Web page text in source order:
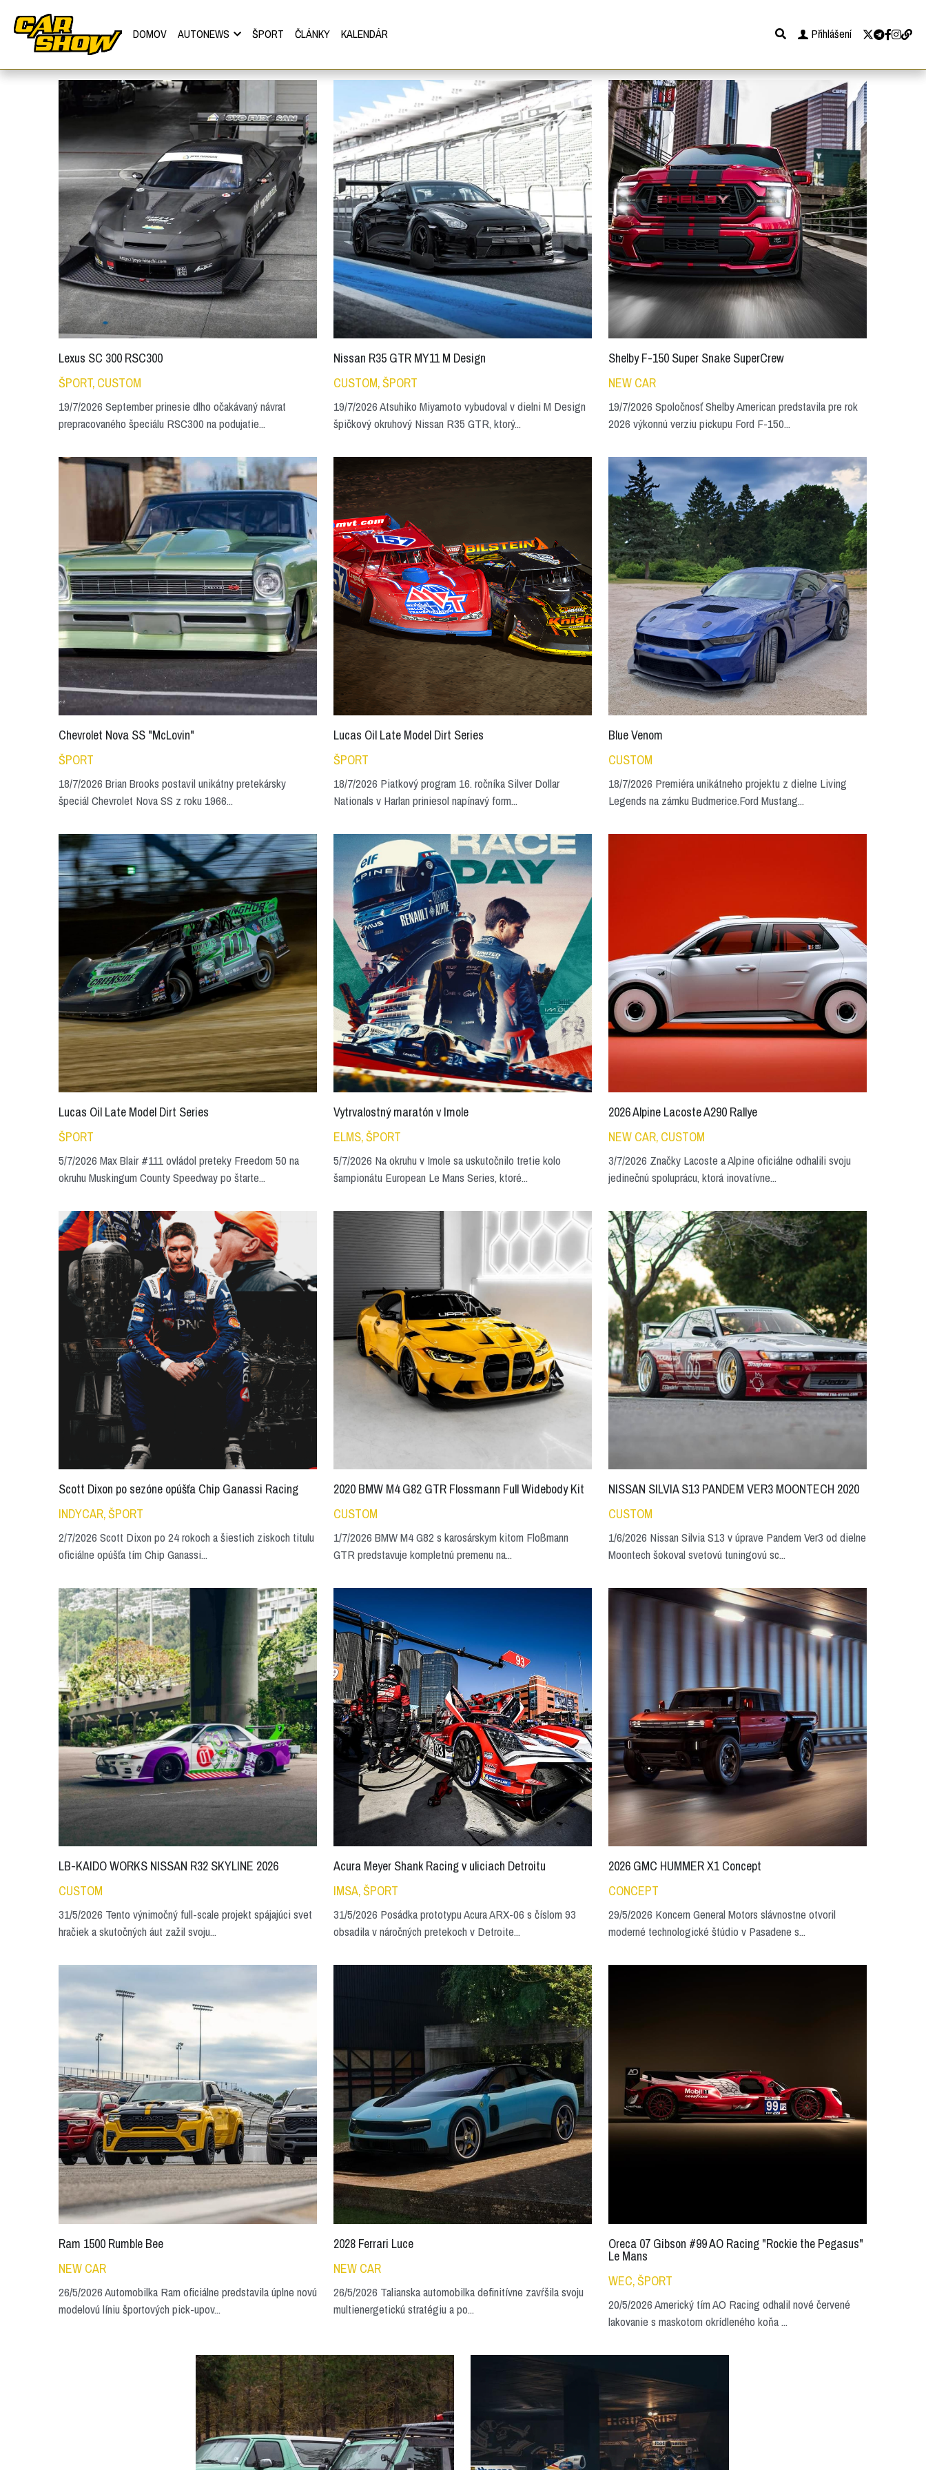
DOMOV AUTONEWS ŠPORT ČLÁNKY KALENDÁR Přihlášení
Lexus SC 300 RSC300
ŠPORT, CUSTOM
19/7/2026 September prinesie dlho očakávaný návrat
prepracovaného špeciálu RSC300 na podujatie...
Nissan R35 GTR MY11 M Design
CUSTOM,ŠPORT
19/7/2026 Atsuhiko Miyamoto vybudoval v dielni M Design
špičkový okruhový Nissan R35 GTR, ktorý...
Shelby F-150 Super Snake SuperCrew
NEW CAR
19/7/2026 Spoločnosť Shelby American predstavila pre rok
2026 výkonnú verziu pickupu Ford F-150...
Chevrolet Nova SS "McLovin"
ŠPORT
18/7/2026 Brian Brooks postavil unikátny pretekársky
špeciál Chevrolet Nova SS z roku 1966...
Lucas Oil Late Model Dirt Series
ŠPORT
18/7/2026 Piatkový program 16. ročníka Silver Dollar
Nationals v Harlan priniesol napínavý form...
Blue Venom
CUSTOM
18/7/2026 Premiéra unikátneho projektu z dielne Living
Legends na zámku Budmerice.Ford Mustang...
Lucas Oil Late Model Dirt Series
ŠPORT
5/7/2026 Max Blair #111 ovládol preteky Freedom 50 na
okruhu Muskingum County Speedway po štarte...
Vytrvalostný maratón v Imole
ELMS,ŠPORT
5/7/2026 Na okruhu v Imole sa uskutočnilo tretie kolo
šampionátu European Le Mans Series, ktoré...
2026 Alpine Lacoste A290 Rallye
NEW CAR, CUSTOM
3/7/2026 Značky Lacoste a Alpine oficiálne odhalili svoju
jedinečnú spoluprácu, ktorá inovatívne...
Scott Dixon po sezóne opúšťa Chip Ganassi Racing
INDYCAR,ŠPORT
2/7/2026 Scott Dixon po 24 rokoch a šiestich ziskoch titulu
oficiálne opúšťa tím Chip Ganassi...
2020 BMW M4 G82 GTR Flossmann Full Widebody Kit
CUSTOM
1/7/2026 BMW M4 G82 s karosárskym kitom Floßmann
GTR predstavuje kompletnú premenu na...
NISSAN SILVIA S13 PANDEM VER3 MOONTECH 2020
CUSTOM
1/6/2026 Nissan Silvia S13 v úprave Pandem Ver3 od dielne
Moontech šokoval svetovú tuningovú sc...
LB-KAIDO WORKS NISSAN R32 SKYLINE 2026
CUSTOM
31/5/2026 Tento výnimočný full-scale projekt spájajúci svet
hračiek a skutočných áut zažil svoju...
Acura Meyer Shank Racing v uliciach Detroitu
IMSA,ŠPORT
31/5/2026 Posádka prototypu Acura ARX-06 s číslom 93
obsadila v náročných pretekoch v Detroite...
2026 GMC HUMMER X1 Concept
CONCEPT
29/5/2026 Koncern General Motors slávnostne otvoril
moderné technologické štúdio v Pasadene s...
Ram 1500 Rumble Bee
NEW CAR
26/5/2026 Automobilka Ram oficiálne predstavila úplne novú
modelovú líniu športových pick-upov...
2028 Ferrari Luce
NEW CAR
26/5/2026 Talianska automobilka definitívne zavŕšila svoju
multienergetickú stratégiu a po...
Oreca 07 Gibson #99 AO Racing "Rockie the Pegasus"
Le Mans
WEC,ŠPORT
20/5/2026 Americký tím AO Racing odhalil nové červené
lakovanie s maskotom okrídleného koňa ...